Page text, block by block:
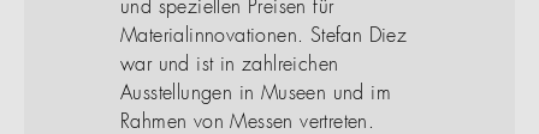
und speziellen Preisen für
Materialinnovationen. Stefan Diez
war und ist in zahlreichen
Ausstellungen in Museen und im
Rahmen von Messen vertreten.